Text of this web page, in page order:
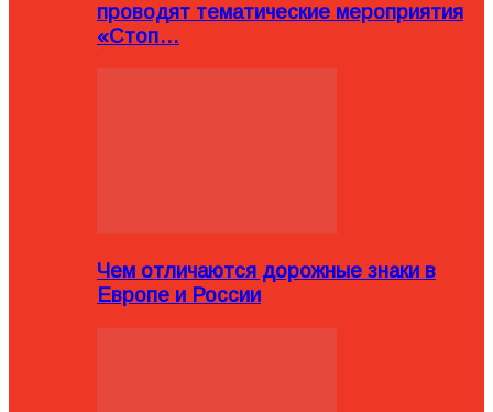
проводят тематические мероприятия
«Стоп…
Чем отличаются дорожные знаки в
Европе и России